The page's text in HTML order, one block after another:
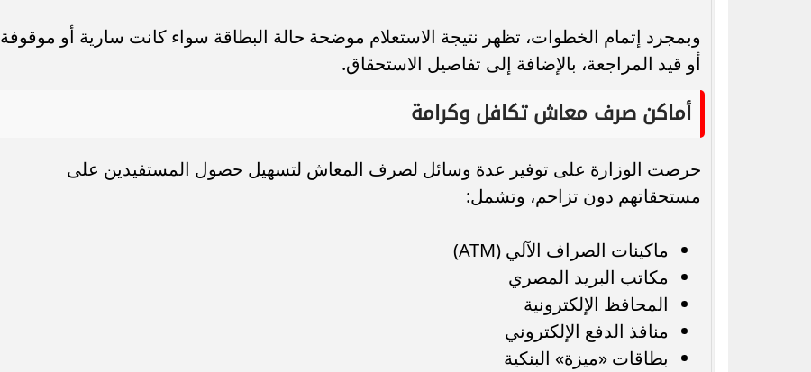
وبمجرد إتمام الخطوات، تظهر نتيجة الاستعلام موضحة حالة البطاقة سواء كانت سارية أو موقوفة
أو قيد المراجعة، بالإضافة إلى تفاصيل الاستحقاق.
أماكن صرف معاش تكافل وكرامة
حرصت الوزارة على توفير عدة وسائل لصرف المعاش لتسهيل حصول المستفيدين على
مستحقاتهم دون تزاحم، وتشمل:
ماكينات الصراف الآلي (ATM)
مكاتب البريد المصري
المحافظ الإلكترونية
منافذ الدفع الإلكتروني
بطاقات «ميزة» البنكية